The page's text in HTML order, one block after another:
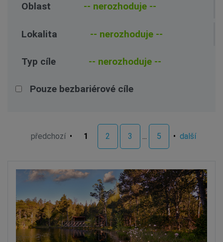
Oblast
Lokalita
Typ cíle
Pouze bezbariérové cíle
předchozí• 1 2 3 5 • další